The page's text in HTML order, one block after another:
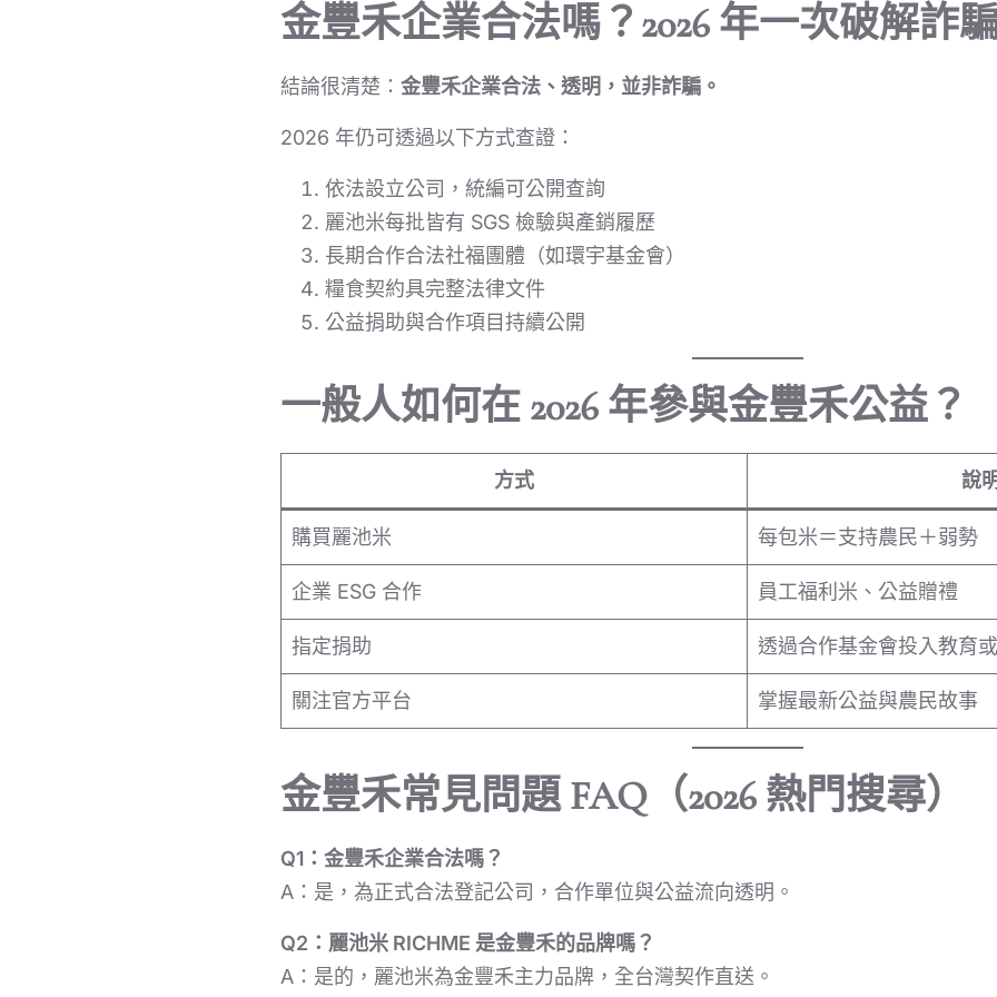
金豐禾企業合法嗎？2026 年一次破解詐
結論很清楚： 金豐禾企業合法、透明，並非詐騙。
2026 年仍可透過以下方式查證：
依法設立公司，統編可公開查詢
麗池米每批皆有 SGS 檢驗與產銷履歷
長期合作合法社福團體（如環宇基金會）
糧食契約具完整法律文件
公益捐助與合作項目持續公開
一般人如何在 2026 年參與金豐禾公益？
方式 說
購買麗池米 每包米＝支持農民＋弱勢
企業 ESG 合作 員工福利米、公益贈禮
指定捐助 透過合作基金會投入教育
關注官方平台 掌握最新公益與農民故事
金豐禾常見問題 FAQ（2026 熱門搜尋）
Q1：金豐禾企業合法嗎？
A：是，為正式合法登記公司，合作單位與公益流向透明。
Q2：麗池米 RICHME 是金豐禾的品牌嗎？
A：是的，麗池米為金豐禾主力品牌，全台灣契作直送。